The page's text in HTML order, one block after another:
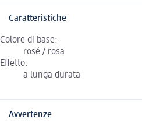
Caratteristiche
Colore di base:
rosé / rosa
Effetto:
a lunga durata
Avvertenze